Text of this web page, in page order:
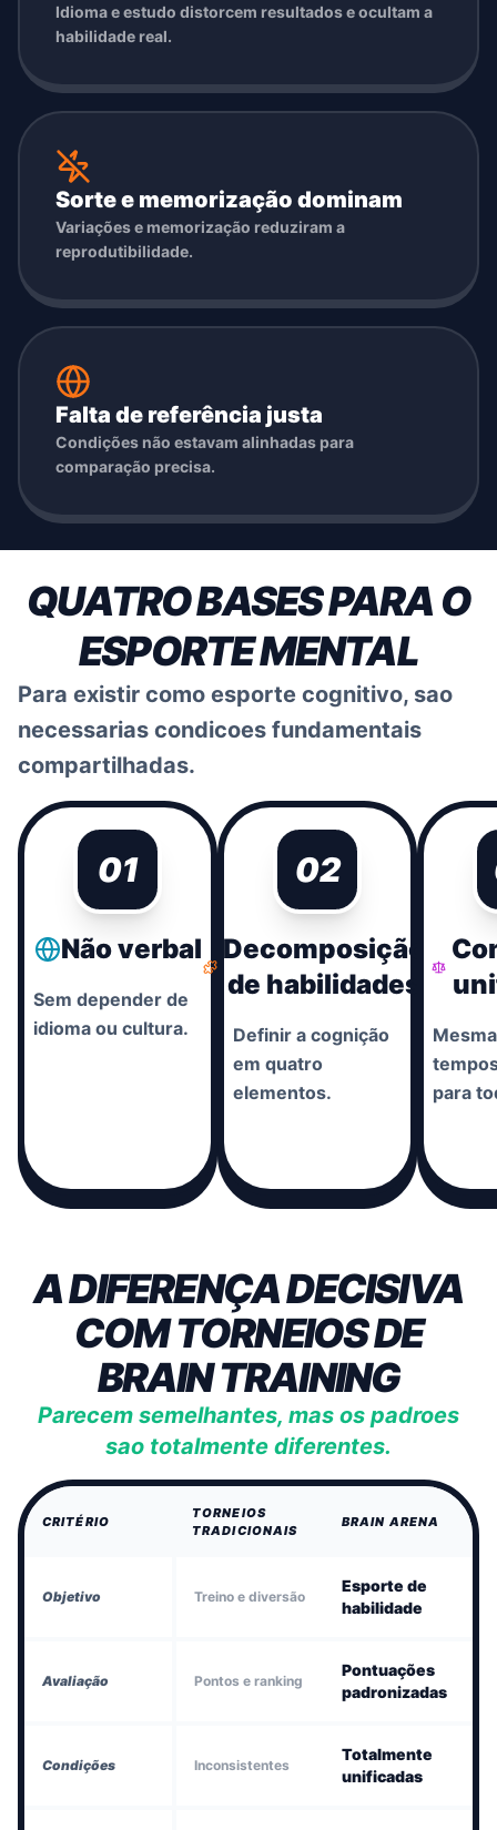
Idioma e estudo distorcem resultados e ocultam a
habilidade real.
Sorte e memorização dominam
Variações e memorização reduziram a
reprodutibilidade.
Falta de referência justa
Condições não estavam alinhadas para
comparação precisa.
QUATRO BASES PARA O
ESPORTE MENTAL
Para existir como esporte cognitivo, sao
necessarias condicoes fundamentais
compartilhadas.
01
Não verbal
Sem depender de
idioma ou cultura.
02
Decomposição
de habilidades
Definir a cognição
em quatro
elementos.
para
A DIFERENÇA DECISIVA
COM TORNEIOS DE
BRAIN TRAINING
Parecem semelhantes, mas os padroes
sao totalmente diferentes.
CRITÉRIO
TORNEIOS
TRADICIONAIS
BRAIN ARENA
Objetivo Treino e diversão
Esporte de
habilidade
Avaliação Pontos e ranking
Pontuações
padronizadas
Condições Inconsistentes
Totalmente
unificadas